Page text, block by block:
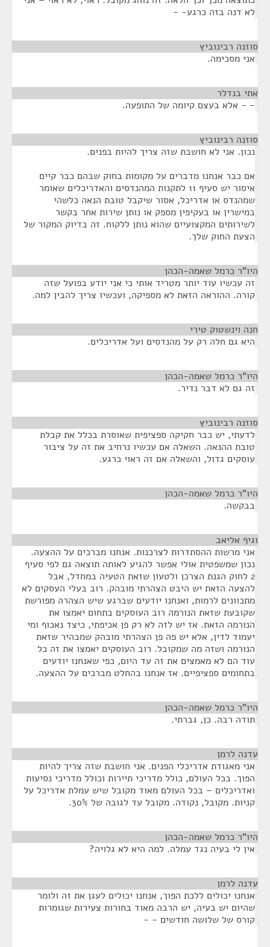
לא דנה בזה כרגע- -
סוזנה רבינוביץ
אני מסכימה.
אתי בנדלר
- - אלא בעצם קיומה של התופעה.
סוזנה רבינוביץ
נכון. אני לא חושבת שזה צריך להיות בפנים.
אם כבר אנחנו מדברים על מקומות בחוק שבהם כבר קיים
איסור יש סעיף 11 לתקנות המהנדסים והאדריכלים שאומר
שמהנדס או אדריכל, אסור שיקבל טובת הנאה כלשהי
במישרין או בעקיפין מספק או נותן שירות אחר בקשר
לשירותים המקצועיים שהוא נותן ללקוח. זה בדיוק המקור של
הצעת החוק שלך.
היו"ר כרמל שאמה-הכהן
זה עכשיו עוד יותר מטריד אותי כי אני יודע בפועל שזה
קורה. ההוראה הזאת לא מספיקה, ועכשיו צריך להבין למה.
חנה וינשטוק טירי
היא גם חלה רק על מהנדסים ועל אדריכלים.
היו"ר כרמל שאמה-הכהן
זה גם לא דבר נדיר.
סוזנה רבינוביץ
לדעתי, יש כבר חקיקה ספציפית שאוסרת בכלל את קבלת
טובת ההנאה. השאלה אם עכשיו נרחיב את זה על ציבור
עוסקים גדול, והשאלה אם זה ראוי כרגע.
היו"ר כרמל שאמה-הכהן
בבקשה.
וגיף אליאב
אני מרשות ההסתדרות לצרכנות. אנחנו מברכים על ההצעה.
נכון שמשפטית אולי אפשר להגיע לאותה תוצאה גם לפי סעיף
2 לחוק הגנת הצרכן ולטעון שזאת הטעיה במחדל, אבל
להצעה הזאת יש היבט הצהרתי מובהק. רוב בעלי העסקים לא
מתכוונים לרמות, ואנחנו יודעים שברגע שיש הצהרה מפורשת
שקובעת שזאת הנורמה רוב העוסקים בתחום יאמצו את
הנורמה הזאת. אז יש לזה לא רק פן אכיפתי, כיצד נאכוף ומי
יעמוד לדין, אלא יש פה פן הצהרתי מובהק שמבהיר שזאת
הנורמה ושזה מה שמקובל. רוב העוסקים יאמצו את זה כל
עוד הם לא מאמצים את זה עד היום, כפי שאנחנו יודעים
בתחומים ספציפיים. אז אנחנו בהחלט מברכים על ההצעה.
היו"ר כרמל שאמה-הכהן
תודה רבה. כן, גברתי.
עדנה לרמן
אני מאגודת אדריכלי הפנים. אני חושבת שזה צריך להיות
הפוך. בכל העולם, כולל מדריכי תיירות וכולל מדריכי נסיעות
ואדריכלים – בכל העולם מאוד מקובל שיש עמלת אדריכל על
קניות. מקובל, נקודה. מקובל עד לגובה של 30%.
היו"ר כרמל שאמה-הכהן
אין לי בעיה נגד עמלה. למה היא לא גלויה?
עדנה לרמן
אנחנו יכולים ללכת הפוך, אנחנו יכולים לעגן את זה ולומר
שהיום יש בעיה, יש הרבה מאוד בחורות צעירות שגומרות
קורס של שלושה חודשים - -